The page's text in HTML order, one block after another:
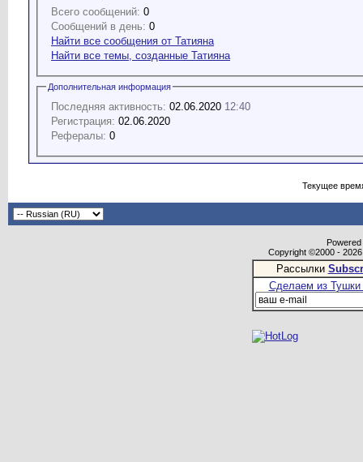
Всего сообщений: 0
Сообщений в день: 0
Найти все сообщения от Татияна
Найти все темы, созданные Татияна
Дополнительная информация
Последняя активность: 02.06.2020 12:40
Регистрация: 02.06.2020
Рефералы: 0
Текущее
Copyright ©2000 -
Рассылки
Сделаем из Тушки